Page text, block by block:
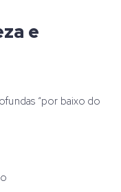
e
“por baixo do